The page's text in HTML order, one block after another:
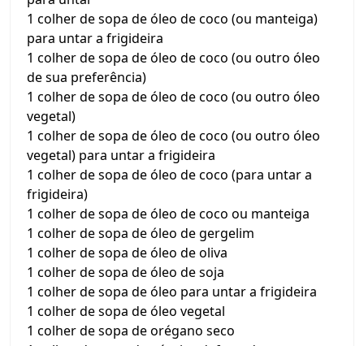
1 colher de sopa de óleo de coco (ou manteiga)
para untar a frigideira
1 colher de sopa de óleo de coco (ou outro óleo
de sua preferência)
1 colher de sopa de óleo de coco (ou outro óleo
vegetal)
1 colher de sopa de óleo de coco (ou outro óleo
vegetal) para untar a frigideira
1 colher de sopa de óleo de coco (para untar a
frigideira)
1 colher de sopa de óleo de coco ou manteiga
1 colher de sopa de óleo de gergelim
1 colher de sopa de óleo de oliva
1 colher de sopa de óleo de soja
1 colher de sopa de óleo para untar a frigideira
1 colher de sopa de óleo vegetal
1 colher de sopa de orégano seco